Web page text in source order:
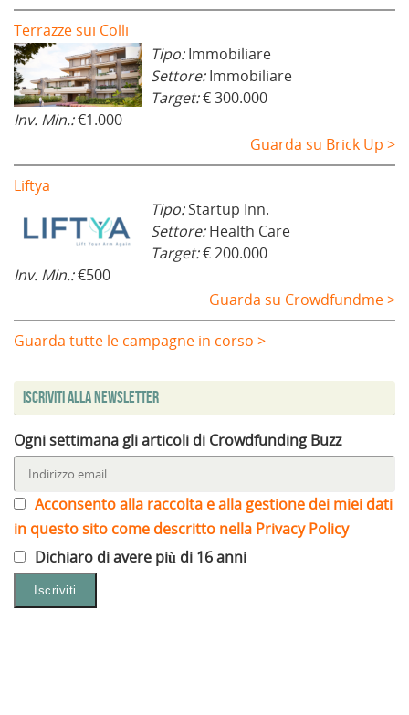
Terrazze sui Colli
Tipo:Immobiliare
Settore:Immobiliare
Target:€ 300.000
Inv. Min.:€1.000
Guarda su Brick Up >
Liftya
Tipo:Startup Inn.
Settore:Health Care
Target:€ 200.000
Inv. Min.:€500
Guarda su Crowdfundme >
Guarda tutte le campagne in corso >
Iscriviti alla Newsletter
Ogni settimana gli articoli di Crowdfunding Buzz
Acconsento alla raccolta e alla gestione dei miei dati
in questo sito come descritto nella Privacy Policy
Dichiaro di avere più di 16 anni